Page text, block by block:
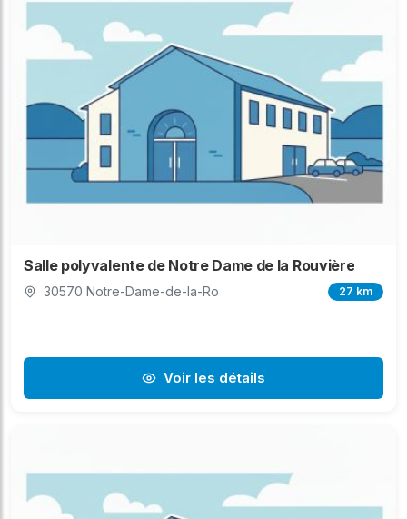
Salle polyvalente de Notre Dame de la Rouvière
30570 Notre-Dame-de-la-Ro 27 km
Voir les détails